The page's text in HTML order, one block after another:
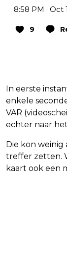
8:58 PM · Oct
9
In eerste
enkele
VAR
echter naar
Die kon
treffer zetten.
kaart ook een